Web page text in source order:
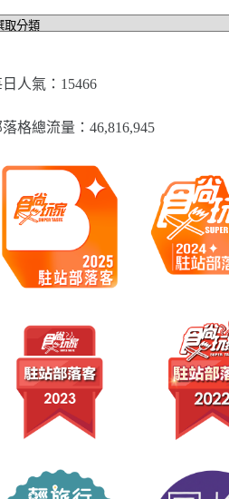
人氣：15466
格總流量：​46,816,945